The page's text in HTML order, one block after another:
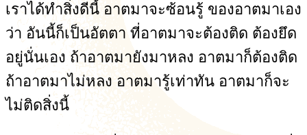
เราได้ทำสิ่งดีนี้ อาตมาจะซ้อนรู้ ของอาตมาเอง
ว่า อันนี้ก็เป็นอัตตา ที่อาตมาจะต้องติด ต้องยึด
อยู่นั่นเอง ถ้าอาตมายังมาหลง อาตมาก็ต้องติด
ถ้าอาตมาไม่หลง อาตมารู้เท่าทัน อาตมาก็จะ
ไม่ติดสิ่งนี้